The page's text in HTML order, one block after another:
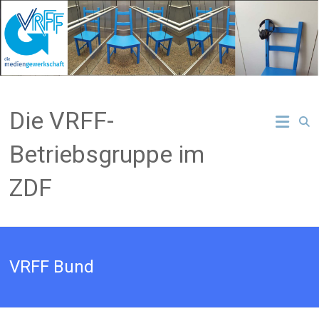
Inhalt
springen
Die VRFF-
Betriebsgruppe im
ZDF
VRFF Bund